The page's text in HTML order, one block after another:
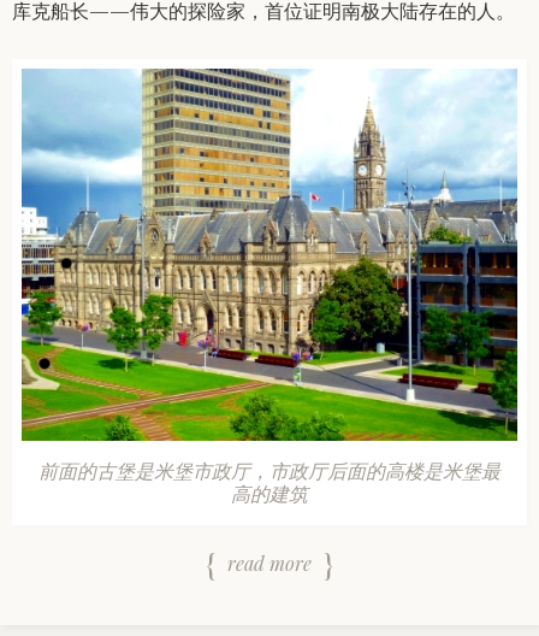
库克船长——伟大的探险家，首位证明南极大陆存在的人。
前面的古堡是米堡市政厅，市政厅后面的高楼是米堡最
高的建筑
read more